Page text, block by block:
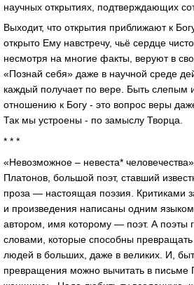
научных открытиях, подтверждающих
Выходит, что открытия приближают к
открыто Ему навстречу, чьё сердце
несмотря на многие факты, веруют в
«Познай себя» даже в научной среде
каждый получает по вере. Быть слепым
отношению к Богу - это вопрос веры
Так мы устроены - по замыслу Творца.
* * *
«Невозможное – невеста*
Платонов, большой поэт, ставший
проза — настоящая поэзия. Критиками
и произведения написаны одним
автором, имя которому — поэт. А поэты
словами, которые способны
людей в больших, даже в великих. И,
превращения можно вычитать в письме